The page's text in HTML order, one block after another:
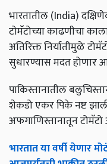
भारतातील (India)
टोमॅटोच्या काढणीचा
अतिरिक्त निर्यातीमुळे
सुधारण्यास मदत होणार
पाकिस्तानातील
शेकडो एकर पिके नष्ट
अफगाणिस्तानातून
भारतात या वर्षी येणार